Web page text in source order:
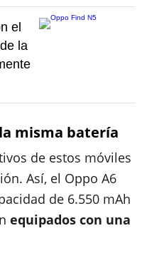
el
la
misma batería
de estos móviles
Así, el Oppo A6
de 6.550 mAh
equipados con una